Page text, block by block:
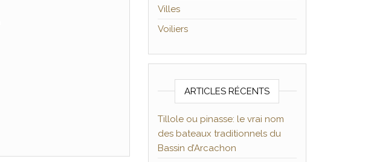
Villes
Voiliers
ARTICLES RÉCENTS
Tillole ou pinasse: le vrai nom
des bateaux traditionnels du
Bassin d’Arcachon